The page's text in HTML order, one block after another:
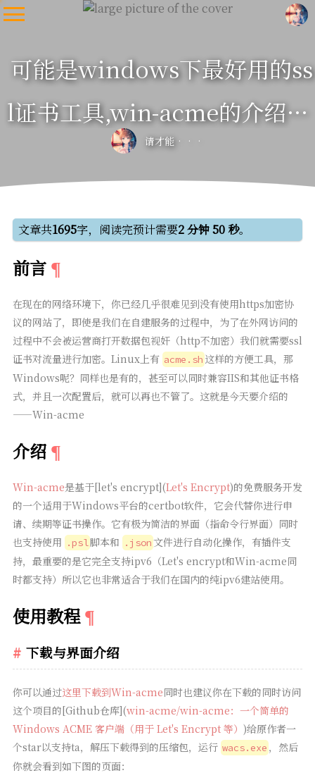
可能是windows下最好用的ss
l证书工具,win-acme的介绍与
使用教程
请才能
文章共1695字，阅读完预计需要2 分钟 50 秒。
前言
在现在的网络环境下，你已经几乎很难见到没有使用https加密协
议的网站了，即使是我们在自建服务的过程中，为了在外网访问的
过程中不会被运营商打开数据包视奸（http不加密）我们就需要ssl
证书对流量进行加密。Linux上有 acme.sh这样的方便工具，那
Windows呢？同样也是有的，甚至可以同时兼容IIS和其他证书格
式，并且一次配置后，就可以再也不管了。这就是今天要介绍的
——Win-acme
介绍
Win-acme是基于[let's encrypt](Let's Encrypt)的免费服务开发
的一个适用于Windows平台的certbot软件，它会代替你进行申
请、续期等证书操作。它有极为简洁的界面（指命令行界面）同时
也支持使用 .psl脚本和 .json文件进行自动化操作，有插件支
持，最重要的是它完全支持ipv6（Let's encrypt和Win-acme同
时都支持）所以它也非常适合于我们在国内的纯ipv6建站使用。
使用教程
下载与界面介绍
你可以通过这里下载到Win-acme同时也建议你在下载的同时访问
这个项目的[Github仓库](win-acme/win-acme：一个简单的
Windows ACME 客户端（用于 Let's Encrypt 等） )给原作者一
个star以支持ta，解压下载得到的压缩包，运行 wacs.exe，然后
你就会看到如下图的页面：